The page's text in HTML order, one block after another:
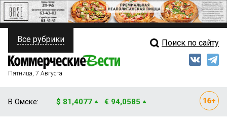
ПОЛИТИКА
ФИНАНСЫ
Свежий выпуск
Все рубрики Поиск по сайту
Пятница, 7 Августа
В Омске: $ 81,4077 € 94,0585